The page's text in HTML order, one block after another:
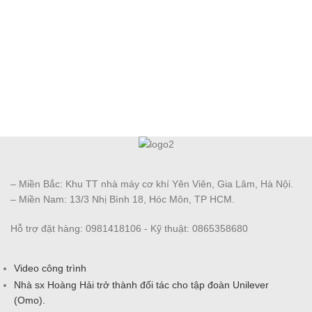
– Miền Bắc: Khu TT nhà máy cơ khí Yên Viên, Gia Lâm, Hà Nội.
– Miền Nam: 13/3 Nhị Bình 18, Hóc Môn, TP HCM.
Hỗ trợ đặt hàng: 0981418106 - Kỹ thuật: 0865358680
Video công trình
Nhà sx Hoàng Hải trở thành đối tác cho tập đoàn Unilever
(Omo).